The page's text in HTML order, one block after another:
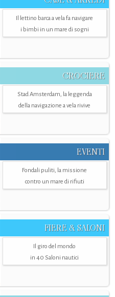
Il lettino barca a vela fa navigare
i bimbi in un mare di sogni
CROCIERE
Stad Amsterdam, la leggenda
della navigazione a vela rivive
EVENTI
Fondali puliti, la missione
contro un mare di rifiuti
FIERE & SALONI
Il giro del mondo
in 40 Saloni nautici